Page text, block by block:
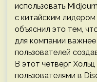
использовать
с китайским
объяснил это тем,
для компании
пользователей
В этот четверг
пользователями в